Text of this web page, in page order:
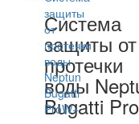
Система
защиты от
протечки
воды
Bugatti